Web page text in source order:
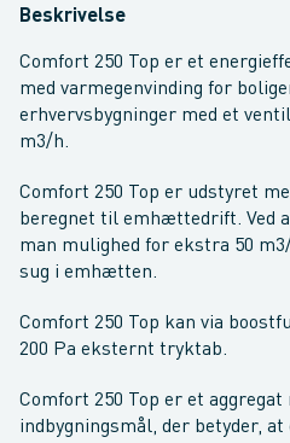
Beskrivelse
Comfort 250 Top er et
med varmegenvinding for
erhvervsbygninger med et
m3/h.
Comfort 250 Top er udstyret
beregnet til emhættedrift. Ved
man mulighed for ekstra 50
sug i emhætten.
Comfort 250 Top kan via
200 Pa eksternt tryktab.
Comfort 250 Top er et aggregat
indbygningsmål, der betyder, at